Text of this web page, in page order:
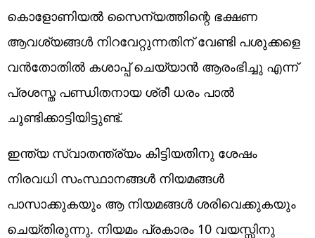
കൊളോണിയൽ സൈന്യത്തിന്റെ ഭക്ഷണ
ആവശ്യങ്ങൾ നിറവേറ്റുന്നതിന് വേണ്ടി പശുക്കളെ
വൻതോതിൽ കശാപ്പ് ചെയ്യാൻ ആരംഭിച്ചു എന്ന്
പ്രശസ്ത പണ്ഡിതനായ ശ്രീ ധരം പാൽ
ചൂണ്ടിക്കാട്ടിയിട്ടുണ്ട്.
ഇന്ത്യ സ്വാതന്ത്ര്യം കിട്ടിയതിനു ശേഷം
നിരവധി സംസ്ഥാനങ്ങൾ നിയമങ്ങൾ
പാസാക്കുകയും ആ നിയമങ്ങൾ ശരിവെക്കുകയും
ചെയ്തിരുന്നു. നിയമം പ്രകാരം 10 വയസ്സിനു